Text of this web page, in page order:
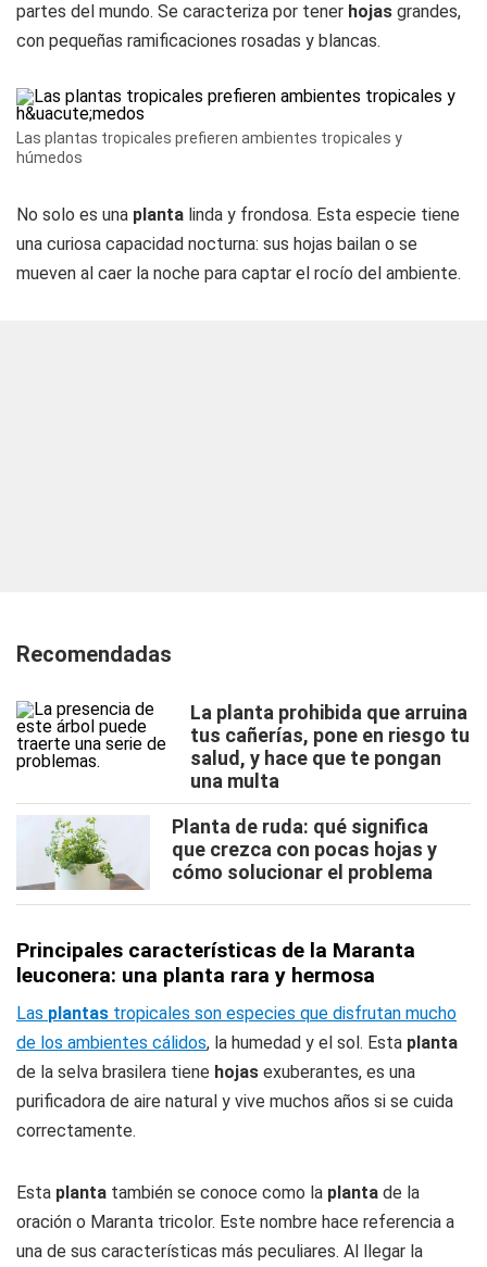
partes del mundo. Se caracteriza por tener hojas grandes,
con pequeñas ramificaciones rosadas y blancas.
Las plantas tropicales prefieren ambientes tropicales y
húmedos
No solo es una planta linda y frondosa. Esta especie tiene
una curiosa capacidad nocturna: sus hojas bailan o se
mueven al caer la noche para captar el rocío del ambiente.
Recomendadas
La planta prohibida que arruina
tus cañerías, pone en riesgo tu
salud, y hace que te pongan
una multa
Planta de ruda: qué significa
que crezca con pocas hojas y
cómo solucionar el problema
Principales características de la Maranta
leuconera: una planta rara y hermosa
Las plantas tropicales son especies que disfrutan mucho
de los ambientes cálidos, la humedad y el sol. Esta planta
de la selva brasilera tiene hojas exuberantes, es una
purificadora de aire natural y vive muchos años si se cuida
correctamente.
Esta planta también se conoce como la planta de la
oración o Maranta tricolor. Este nombre hace referencia a
una de sus características más peculiares. Al llegar la